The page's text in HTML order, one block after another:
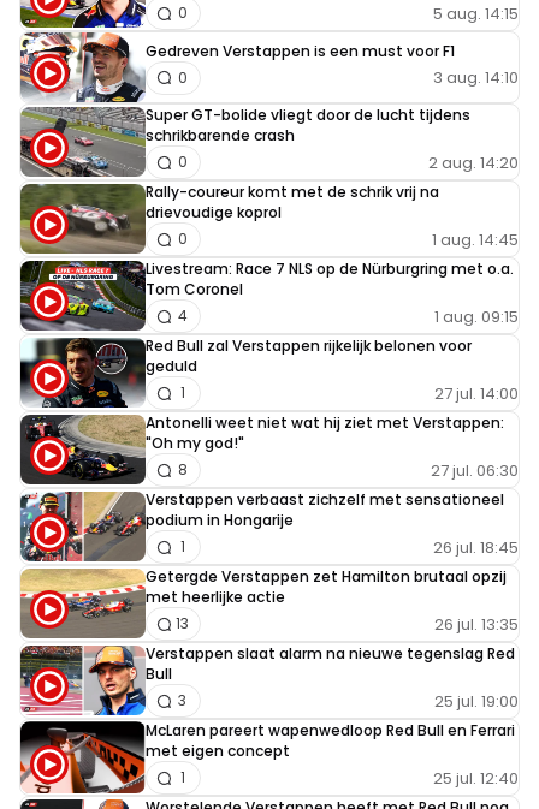
5 aug. 14:15
0
Gedreven Verstappen is een must voor F1
3 aug. 14:10
0
Super GT-bolide vliegt door de lucht tijdens
schrikbarende crash
2 aug. 14:20
0
Rally-coureur komt met de schrik vrij na
drievoudige koprol
1 aug. 14:45
0
Livestream: Race 7 NLS op de Nürburgring met o.a.
Tom Coronel
1 aug. 09:15
4
Red Bull zal Verstappen rijkelijk belonen voor
geduld
27 jul. 14:00
1
Antonelli weet niet wat hij ziet met Verstappen:
"Oh my god!"
27 jul. 06:30
8
Verstappen verbaast zichzelf met sensationeel
podium in Hongarije
26 jul. 18:45
1
Getergde Verstappen zet Hamilton brutaal opzij
met heerlijke actie
26 jul. 13:35
13
Verstappen slaat alarm na nieuwe tegenslag Red
Bull
25 jul. 19:00
3
McLaren pareert wapenwedloop Red Bull en Ferrari
met eigen concept
25 jul. 12:40
1